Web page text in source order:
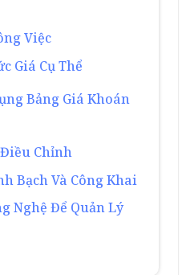
Việc
Giá Cụ Thể
Bảng Giá Khoán
Chỉnh
Bạch Và Công Khai
Nghệ Để Quản Lý